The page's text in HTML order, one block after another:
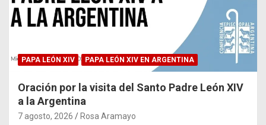
PAPA LEÓN XIV PAPA LEÓN XIV EN ARGENTINA
Oración por la visita del Santo Padre León XIV
a la Argentina
7 agosto, 2026 Rosa Aramayo